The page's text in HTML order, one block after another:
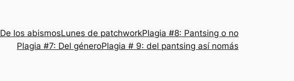
De los abismosLunes de patchworkPlagia #8: Pantsing o no
Plagia #7: Del géneroPlagia # 9: del pantsing así nomás